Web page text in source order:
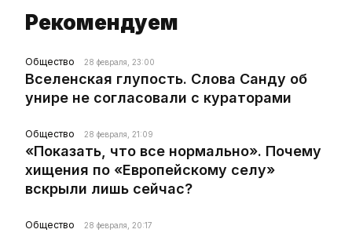
Рекомендуем
Общество 28 февраля, 23:00
Вселенская глупость. Слова Санду об
унире не согласовали с кураторами
Общество 28 февраля, 21:09
«Показать, что все нормально». Почему
хищения по «Европейскому селу»
вскрыли лишь сейчас?
Общество 28 февраля, 20:17